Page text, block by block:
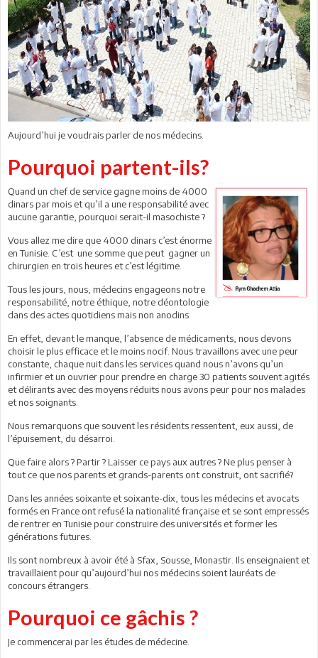
Aujourd’hui je voudrais parler de nos médecins.
Pourquoi partent-ils?
Quand un chef de service gagne moins de 4000
dinars par mois et qu’il a une responsabilité avec
aucune garantie, pourquoi serait-il masochiste ?
Vous allez me dire que 4000 dinars c’est énorme
en Tunisie. C’est une somme que peut gagner un
chirurgien en trois heures et c’est légitime.
Tous les jours, nous, médecins engageons notre
responsabilité, notre éthique, notre déontologie
dans des actes quotidiens mais non anodins.
En effet, devant le manque, l’absence de médicaments, nous devons
choisir le plus efficace et le moins nocif. Nous travaillons avec une peur
constante, chaque nuit dans les services quand nous n’avons qu’un
infirmier et un ouvrier pour prendre en charge 30 patients souvent agités
et délirants avec des moyens réduits nous avons peur pour nos malades
et nos soignants.
Nous remarquons que souvent les résidents ressentent, eux aussi, de
l’épuisement, du désarroi.
Que faire alors ? Partir ? Laisser ce pays aux autres ? Ne plus penser à
tout ce que nos parents et grands-parents ont construit, ont sacrifié?
Dans les années soixante et soixante-dix, tous les médecins et avocats
formés en France ont refusé la nationalité française et se sont empressés
de rentrer en Tunisie pour construire des universités et former les
générations futures.
Ils sont nombreux à avoir été à Sfax, Sousse, Monastir. Ils enseignaient et
travaillaient pour qu’aujourd’hui nos médecins soient lauréats de
concours étrangers.
Pourquoi ce gâchis ?
Je commencerai par les études de médecine.